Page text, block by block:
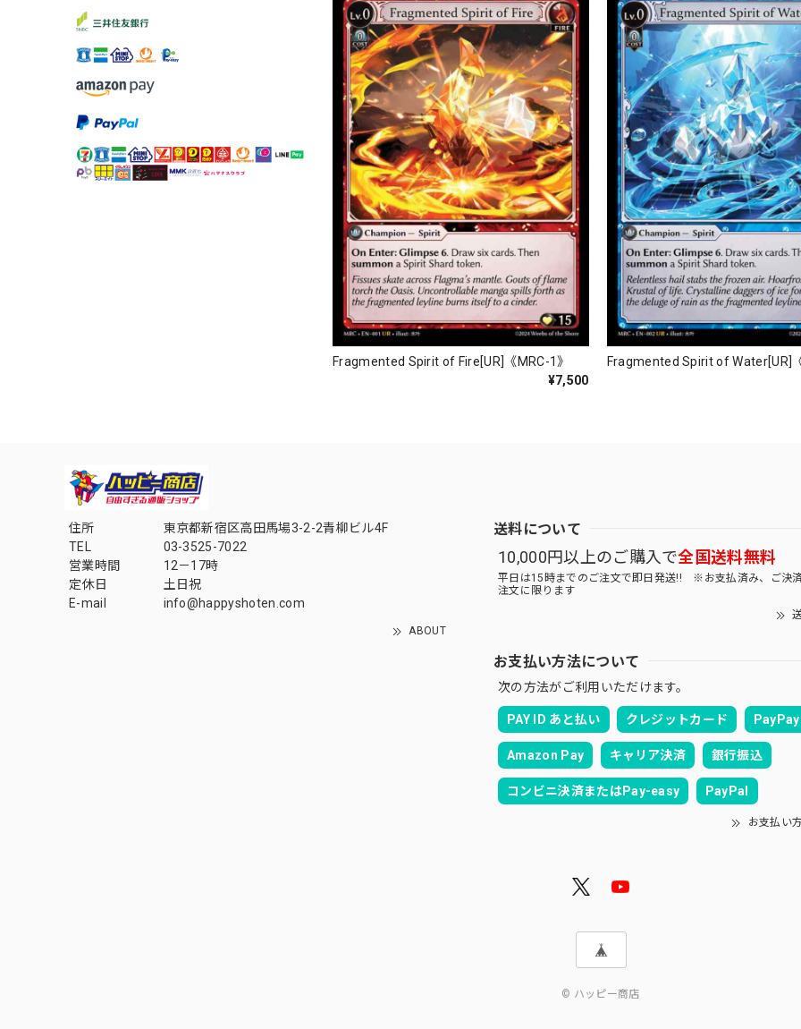
Fragmented Spirit of Fire[UR]《MRC-1》
¥7,500
Fragmented Spirit of Water[UR]
住所
東京都新宿区高田馬場3-2-2青柳ビル4F
TEL
03-3525-7022
営業時間
12－17時
定休日
土日祝
E-mail
info@happyshoten.com
ABOUT
送料について
10,000円以上のご購入で全国送料無料
平日は15時までのご注文で即日発送!! ※お支払済み、ご決
注文に限ります
お支払い方法について
次の方法がご利用いただけます。
PAY ID あと払い クレジットカード PayPay
Amazon Pay キャリア決済 銀行振込
コンビニ決済またはPay-easy PayPal
お支払い
© ハッピー商店